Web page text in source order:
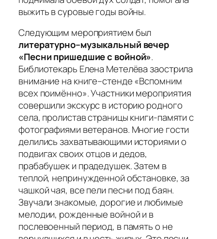
выжить в суровые годы войны.
Следующим мероприятием был
литературно–музыкальный вечер
«Песни пришедшие с войной».
Библиотекарь Елена Метелёва заострила
внимание на книге–стенде «Вспомним
всех поимённо». Участники мероприятия
совершили экскурс в историю родного
села, пролистав страницы книги-памяти с
фотографиями ветеранов. Многие гости
делились захватывающими историями о
подвигах своих отцов и дедов,
прабабушек и прадедушек. Затем в
теплой, непринужденной обстановке, за
чашкой чая, все пели песни под баян.
Звучали знакомые, дорогие и любимые
мелодии, рожденные войной и в
послевоенный период, в память о не